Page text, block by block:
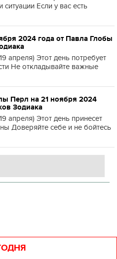
Если у вас есть
2024 года от Павла Глобы
апреля) Этот день потребует
Не откладывайте важные
Перл на 21 ноября 2024
Зодиака
апреля) Этот день принесет
Доверяйте себе и не бойтесь